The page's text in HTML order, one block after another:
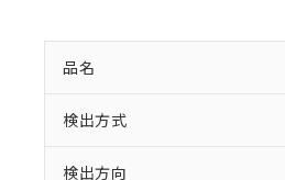
品名
検出方式
検出方向